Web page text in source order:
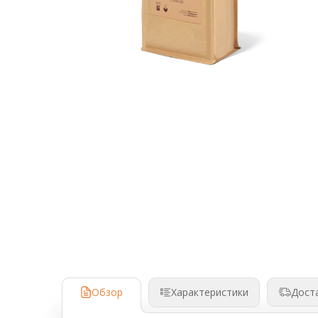
Аксессуары для барменов и бариста
Весовое и упаковочное оборудование
Санитарно-гигиеническое
оборудование
Обзор Характеристики